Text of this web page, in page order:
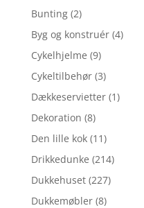
Bunting (2)
Byg og konstruér (4)
Cykelhjelme (9)
Cykeltilbehør (3)
Dækkeservietter (1)
Dekoration (8)
Den lille kok (11)
Drikkedunke (214)
Dukkehuset (227)
Dukkemøbler (8)